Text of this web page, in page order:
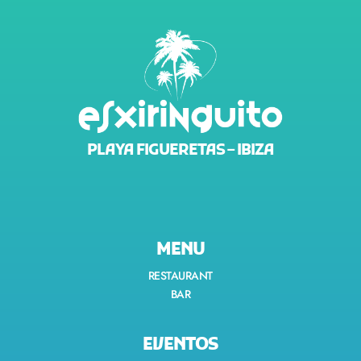
PLAYA FIGUERETAS – IBIZA
MENU
RESTAURANT
BAR
EVENTOS